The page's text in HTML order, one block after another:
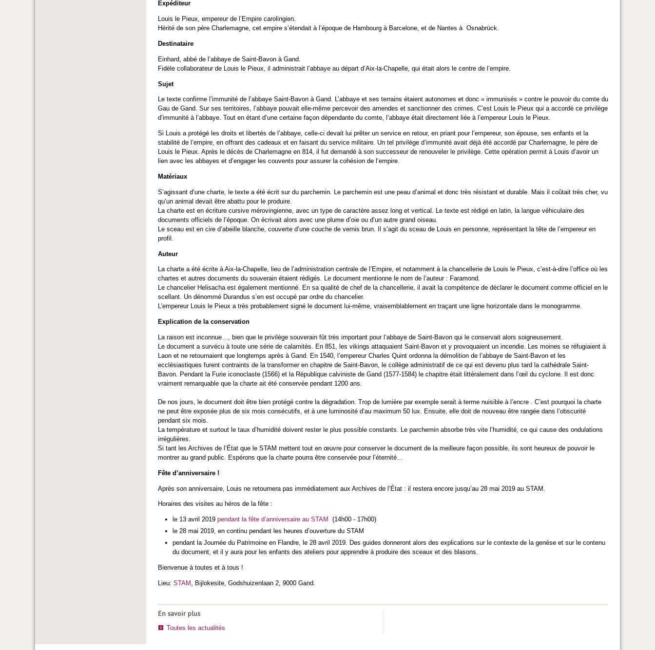
Expéditeur
Louis le Pieux, empereur de l’Empire carolingien.
Hérité de son père Charlemagne, cet empire s’étendait à l’époque de Hambourg à Barcelone, et de Nantes à Osnabrück.
Destinataire
Einhard, abbé de l’abbaye de Saint-Bavon à Gand.
Fidèle collaborateur de Louis le Pieux, il administrait l’abbaye au départ d’Aix-la-Chapelle, qui était alors le centre de l’empire.
Sujet
Le texte confirme l’immunité de l’abbaye Saint-Bavon à Gand. L’abbaye et ses terrains étaient autonomes et donc « immunisés » contre le pouvoir du comte du
Gau de Gand. Sur ses territoires, l’abbaye pouvait elle-même percevoir des amendes et sanctionner des crimes. C’est Louis le Pieux qui a accordé ce privilège
d’immunité à l’abbaye. Tout en étant d’une certaine façon dépendante du comte, l’abbaye était directement liée à l’empereur Louis le Pieux.
Si Louis a protégé les droits et libertés de l’abbaye, celle-ci devait lui prêter un service en retour, en priant pour l’empereur, son épouse, ses enfants et la
stabilité de l’empire, en offrant des cadeaux et en faisant du service militaire. Un tel privilège d’immunité avait déjà été accordé par Charlemagne, le père de
Louis le Pieux. Après le décès de Charlemagne en 814, il fut demandé à son successeur de renouveler le privilège. Cette opération permit à Louis d’avoir un
lien avec les abbayes et d’engager les couvents pour assurer la cohésion de l’empire.
Matériaux
S’agissant d’une charte, le texte a été écrit sur du parchemin. Le parchemin est une peau d’animal et donc très résistant et durable. Mais il coûtait très cher, vu
qu’un animal devait être abattu pour le produire.
La charte est en écriture cursive mérovingienne, avec un type de caractère assez long et vertical. Le texte est rédigé en latin, la langue véhiculaire des
documents officiels de l’époque. On écrivait alors avec une plume d’oie ou d’un autre grand oiseau.
Le sceau est en cire d’abeille blanche, couverte d’une couche de vernis brun. Il s’agit du sceau de Louis en personne, représentant la tête de l’empereur en
profil.
Auteur
La charte a été écrite à Aix-la-Chapelle, lieu de l’administration centrale de l’Empire, et notamment à la chancellerie de Louis le Pieux, c’est-à-dire l’office où les
chartes et autres documents du souverain étaient rédigés. Le document mentionne le nom de l’auteur : Faramond.
Le chancelier Helisacha est également mentionné. En sa qualité de chef de la chancellerie, il avait la compétence de déclarer le document comme officiel en le
scellant. Un dénommé Durandus s’en est occupé par ordre du chancelier.
L’empereur Louis le Pieux a très probablement signé le document lui-même, vraisemblablement en traçant une ligne horizontale dans le monogramme.
Explication de la conservation
La raison est inconnue…, bien que le privilège souverain fût très important pour l’abbaye de Saint-Bavon qui le conservait alors soigneusement.
Le document a survécu à toute une série de calamités. En 851, les vikings attaquaient Saint-Bavon et y provoquaient un incendie. Les moines se réfugiaient à
Laon et ne retournaient que longtemps après à Gand. En 1540, l’empereur Charles Quint ordonna la démolition de l’abbaye de Saint-Bavon et les
ecclésiastiques furent contraints de la transformer en chapitre de Saint-Bavon, le collège administratif de ce qui est devenu plus tard la cathédrale Saint-
Bavon. Pendant la Furie iconoclaste (1566) et la République calviniste de Gand (1577-1584) le chapitre était littéralement dans l’œil du cyclone. Il est donc
vraiment remarquable que la charte ait été conservée pendant 1200 ans.
De nos jours, le document doit être bien protégé contre la dégradation. Trop de lumière par exemple serait à terme nuisible à l’encre . C’est pourquoi la charte
ne peut être exposée plus de six mois consécutifs, et à une luminosité d’au maximum 50 lux. Ensuite, elle doit de nouveau être rangée dans l’obscurité
pendant six mois.
La température et surtout le taux d’humidité doivent rester le plus possible constants. Le parchemin absorbe très vite l’humidité, ce qui cause des ondulations
irrégulières.
Si tant les Archives de l’État que le STAM mettent tout en œuvre pour conserver le document de la meilleure façon possible, ils sont heureux de pouvoir le
montrer au grand public. Espérons que la charte pourra être conservée pour l’éternité…
Fête d’anniversaire !
Après son anniversaire, Louis ne retournera pas immédiatement aux Archives de l’État : il restera encore jusqu’au 28 mai 2019 au STAM.
Horaires des visites au héros de la fête :
le 13 avril 2019 pendant la fête d’anniversaire au STAM
(14h00 - 17h00)
le 28 mai 2019, en continu pendant les heures d’ouverture du STAM
pendant la Journée du Patrimoine en Flandre, le 28 avril 2019. Des guides donneront alors des explications sur le contexte de la genèse et sur le contenu
du document, et il y aura pour les enfants des ateliers pour apprendre à produire des sceaux et des blasons.
Bienvenue à toutes et à tous !
Lieu: STAM , Bijlokesite, Godshuizenlaan 2, 9000 Gand.
En savoir plus
Toutes les actualités